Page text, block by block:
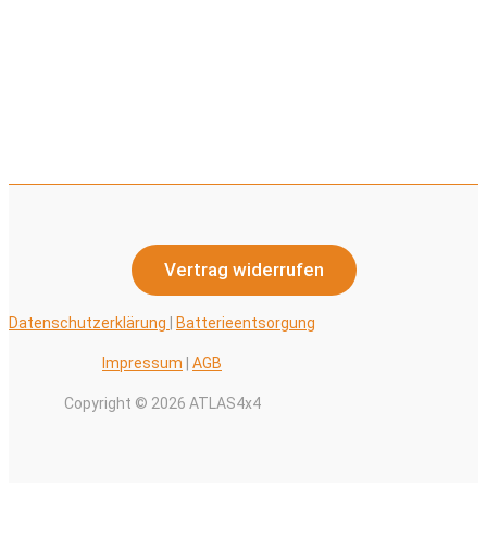
Vertrag widerrufen
Datenschutzerklärung Batterieentsorgung
Impressum AGB
Copyright © 2026 ATLAS4x4